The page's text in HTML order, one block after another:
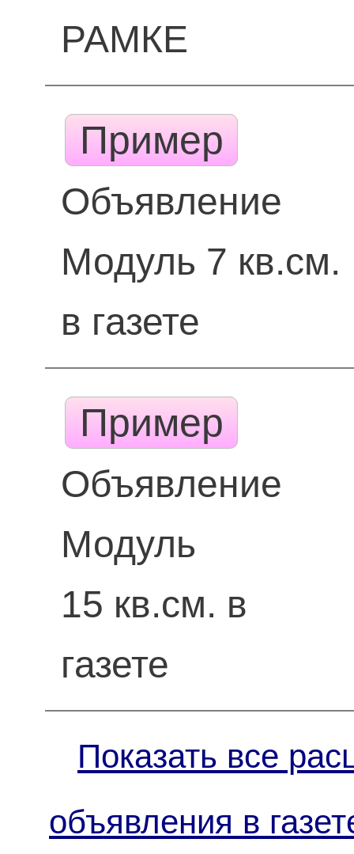
РАМКЕ
Пример
Объявление
Модуль 7 кв.см.
в газете
Пример
Объявление
Модуль
15 кв.см. в
газете
Показать все
объявления в